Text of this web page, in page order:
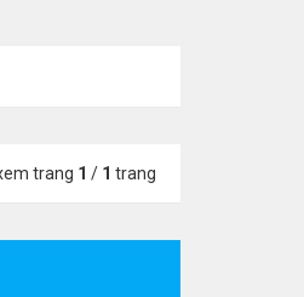
trang 1 / 1 trang